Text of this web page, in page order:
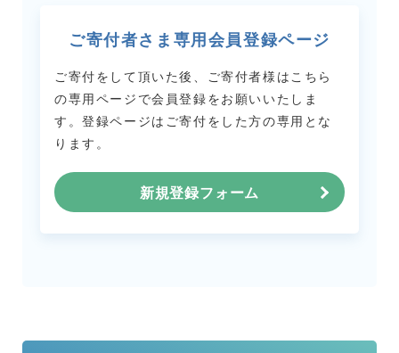
ご寄付者さま専用会員登録ページ
ご寄付をして頂いた後、ご寄付者様はこちら
の専用ページで会員登録をお願いいたしま
す。登録ページはご寄付をした方の専用とな
ります。
新規登録フォーム